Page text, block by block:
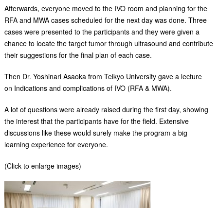
Afterwards, everyone moved to the IVO room and planning for the
RFA and MWA cases scheduled for the next day was done. Three
cases were presented to the participants and they were given a
chance to locate the target tumor through ultrasound and contribute
their suggestions for the final plan of each case.
Then Dr. Yoshinari Asaoka from Teikyo University gave a lecture
on Indications and complications of IVO (RFA & MWA).
A lot of questions were already raised during the first day, showing
the interest that the participants have for the field. Extensive
discussions like these would surely make the program a big
learning experience for everyone.
(Click to enlarge images)